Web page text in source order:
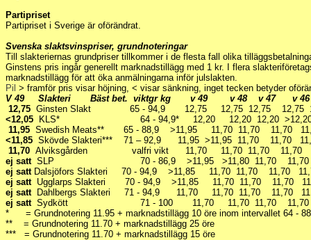
Partipriset
Partipriset i Sverige är oförändrat.
Svenska slaktsvinspriser, grundnoteringar
Till slakteriernas grundpriser tillkommer i de flesta fall olika
Ginstens pris ingår generellt marknadstillägg med 1 kr. I flera
marknadstillägg för att öka anmälningarna inför julslakten.
Pil > framför pris visar höjning, < visar sänkning, inget tecken betyder
V 49 Slakteri Bäst bet. viktgr kg v 49 v 48 v 47 v
12,75 Ginsten Slakt 65 - 94,9 12,75 12,75 12,75 12,75
<12,05 KLS* 64 - 94,9* 12,20 12,20 12,20 >12,20
11,95 Swedish Meats** 65 - 88,9 >11,95 11,70 11,70 11,70
<11,85 Skövde Slakteri*** 71 – 92,9 11,95 >11,95 11,70 11,70
11,70 Alviksgården valfri vikt 11,70 11,70 11,70 11,70
ej sattSLP 70 - 86,9 >11,95 >11,80 11,70 11,70
ej satt Dalsjöfors Slakteri 70 - 94,9 >11,85 11,70 11,70 11,70
ej satt Ugglarps Slakteri 70 - 94,9 >11,85 11,70 11,70 11,70
ej satt Dahlbergs Slakteri 71 - 94,9 11,70 11,70 11,70 11,70
ej sattSydkött 71 - 100 11,70 11,70 11,70 11,70
* = Grundnotering 11.95 + marknadstillägg 10 öre inom intervallet 64 -
** = Grundnotering 11.70 + marknadstillägg 25 öre
*** = Grundnotering 11.70 + marknadstillägg 15 öre